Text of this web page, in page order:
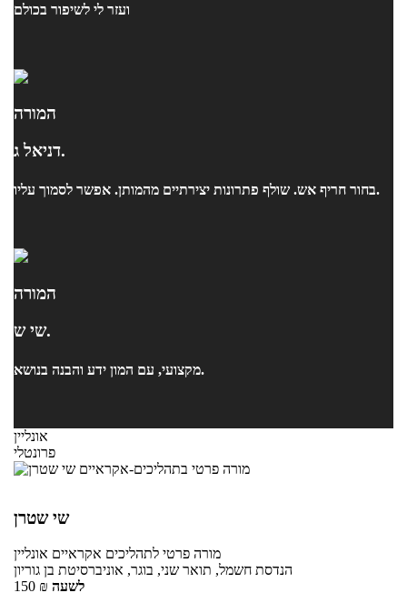
ועזר לי לשיפור בכולם
המורה
דניאל ג.
בחור חריף אש. שולף פתרונות יצירתיים מהמותן. אפשר לסמוך עליו.
המורה
שי ש.
מקצועי, עם המון ידע והבנה בנושא.
אונליין
פרונטלי
שי שטרן
מורה פרטי לתהליכים אקראיים אונליין
הנדסת חשמל, תואר שני, בוגר, אוניברסיטת בן גוריון
150 ₪ לשעה